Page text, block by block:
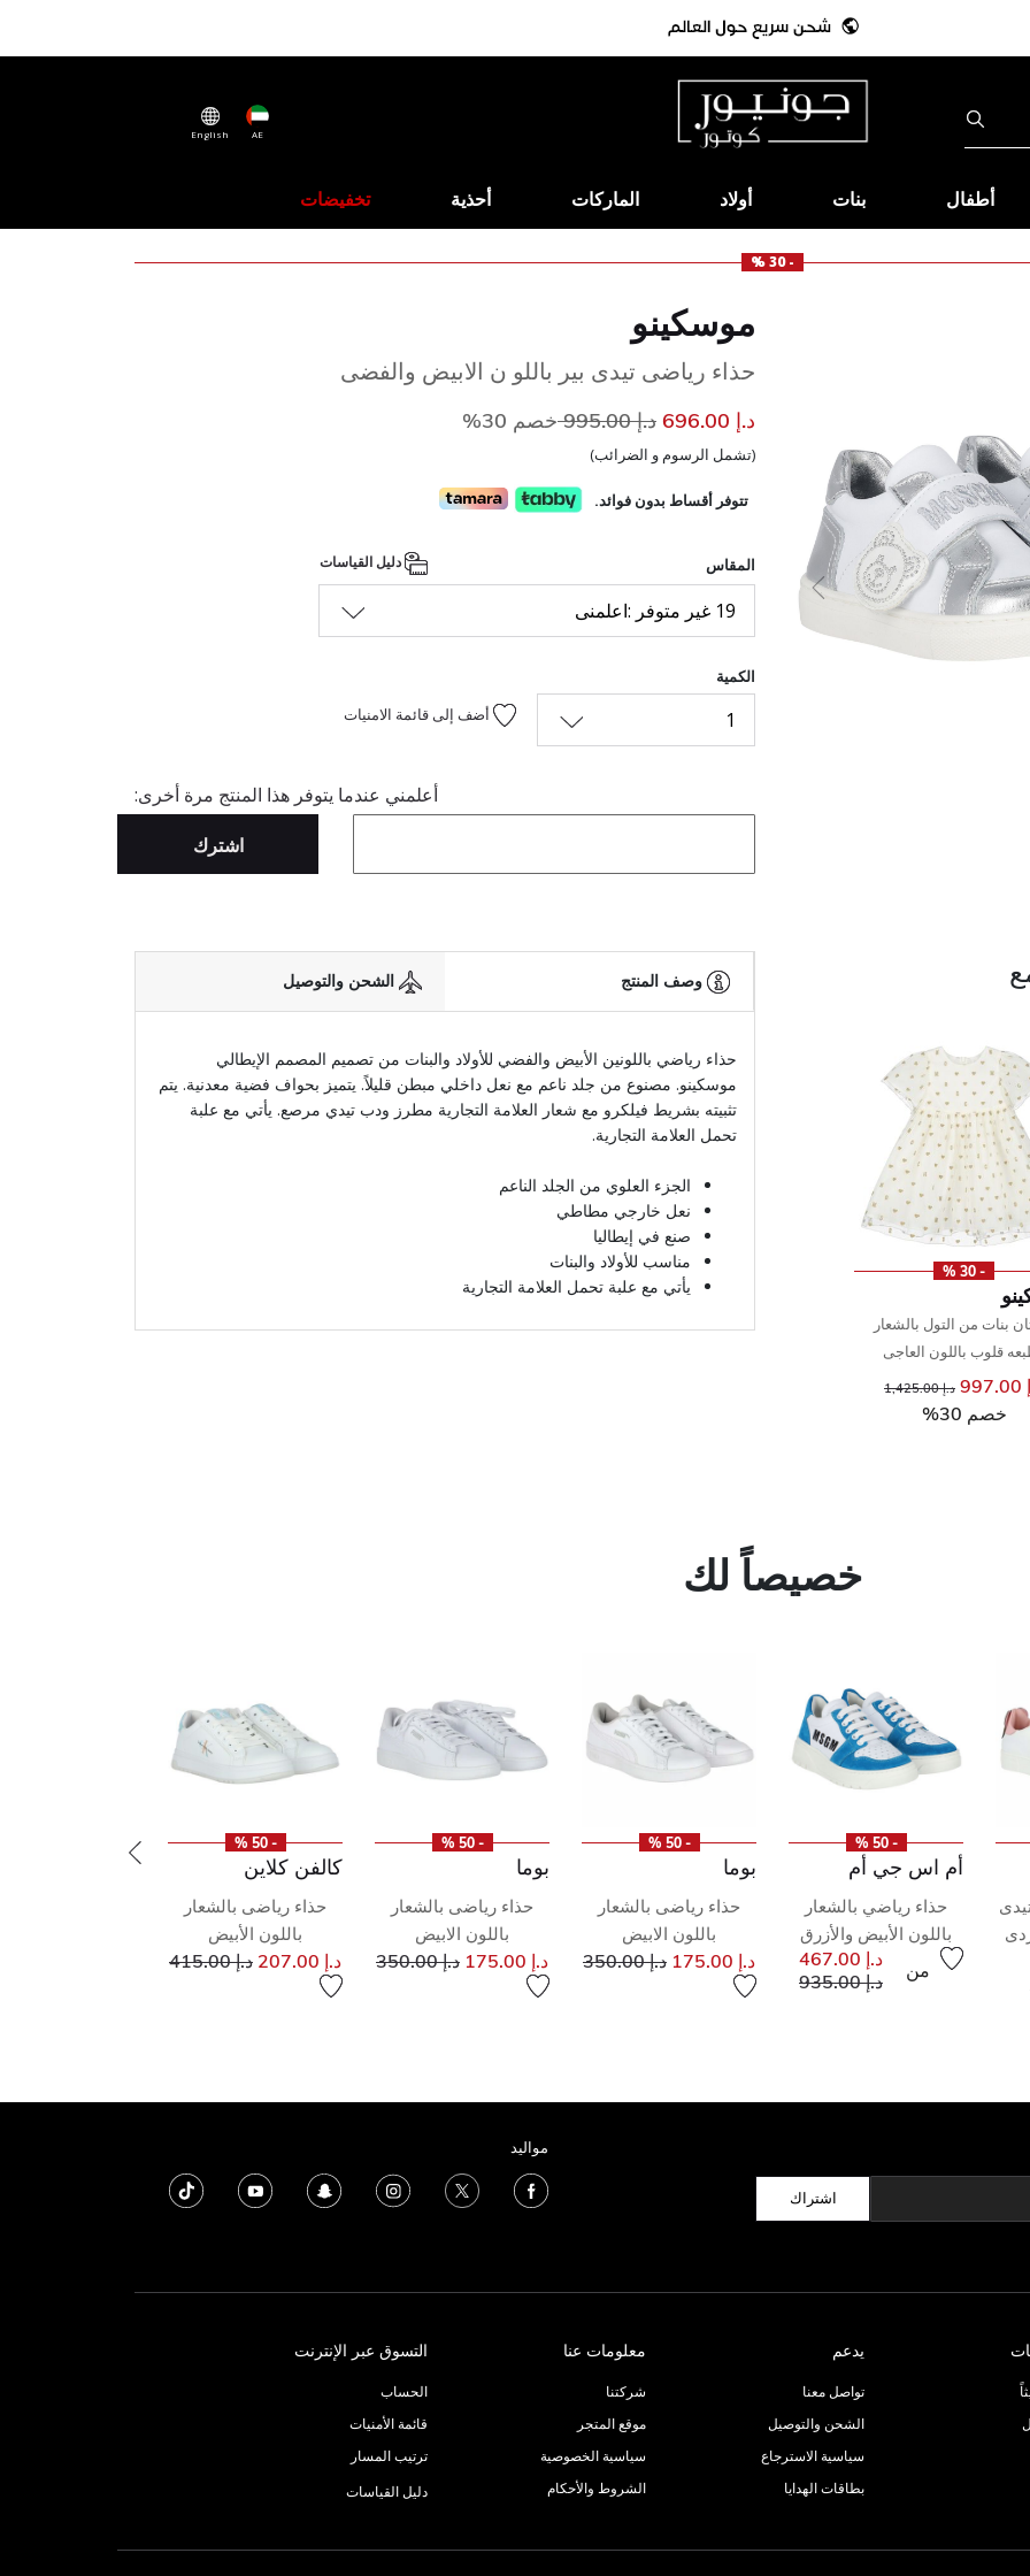
AE
English
أطفال بنات أولاد الماركات أحذية تخفيضات
- 30 %
السابق
- 30 %
بنات من التول بالشعار
قلوب باللون العاجى
سعر مخفض مند.إ 1,425.00
خصم 30%
موسكينو
حذاء رياضى تيدى بير باللو ن الابيض والفضى
د.إ 696.00 سعر مخفض مند.إ 995.00 إلى
خصم 30%
(تشمل الرسوم و الضرائب)
تتوفر أقساط بدون فوائد.
المقاس
19 غير متوفر :اعلمنى
الكمية
1 أضف إلى قائمة الامنيات
أعلمني عندما يتوفر هذا المنتج مرة أخرى:
اشترك
وصف المنتج الشحن والتوصيل
حذاء رياضي باللونين الأبيض والفضي للأولاد والبنات من تصميم المصمم الإيطالي
موسكينو. مصنوع من جلد ناعم مع نعل داخلي مبطن قليلاً. يتميز بحواف فضية معدنية. يتم
تثبيته بشريط فيلكرو مع شعار العلامة التجارية مطرز ودب تيدي مرصع. يأتي مع علبة
تحمل العلامة التجارية.
الجزء العلوي من الجلد الناعم
نعل خارجي مطاطي
صنع في إيطاليا
مناسب للأولاد والبنات
يأتي مع علبة تحمل العلامة التجارية
خصيصاً لك
مخفض من
- 50 %
أم اس جي أم
حذاء رياضي بالشعار
باللون الأبيض والأزرق
من
د.إ 467.00
سعر مخفض من
د.إ 935.00 إلى
- 50 %
بوما
حذاء رياضى بالشعار
باللون الابيض
د.إ 175.00 سعر مخفض من
د.إ 350.00 إلى
- 50 %
بوما
حذاء رياضى بالشعار
باللون الابيض
د.إ 175.00 سعر مخفض من
د.إ 350.00 إلى
- 50 %
كالفن كلاين
حذاء رياضى بالشعار
باللون الأبيض
د.إ 207.00 سعر مخفض من
د.إ 415.00 إلى
اشتراك
مواليد
يدعم
تواصل معنا
الشحن والتوصيل
سياسية الاسترجاع
بطاقات الهدايا
معلومات عنا
شركتنا
موقع المتجر
سياسية الخصوصية
الشروط والأحكام
التسوق عبر الإنترنت
الحساب
قائمة الأمنيات
ترتيب المسار
دليل القياسات